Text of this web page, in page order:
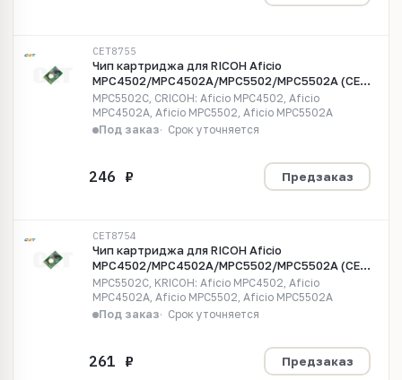
CET8755
Чип картриджа для RICOH Aficio
MPC4502/MPC4502A/MPC5502/MPC5502A (CET)
голубой, (WW), 22500 стр., CET8755
MPC5502C, CRICOH: Aficio MPC4502, Aficio
MPC4502A, Aficio MPC5502, Aficio MPC5502A
Под заказ
Срок уточняется
Предзаказ
CET8754
Чип картриджа для RICOH Aficio
MPC4502/MPC4502A/MPC5502/MPC5502A (CET)
черный, (WW), 31000 стр., CET8754
MPC5502C, KRICOH: Aficio MPC4502, Aficio
MPC4502A, Aficio MPC5502, Aficio MPC5502A
Под заказ
Срок уточняется
Предзаказ